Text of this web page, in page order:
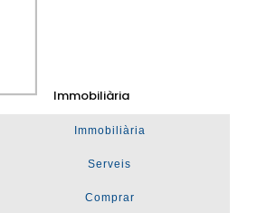
Immobiliària
Immobiliària
Serveis
Comprar